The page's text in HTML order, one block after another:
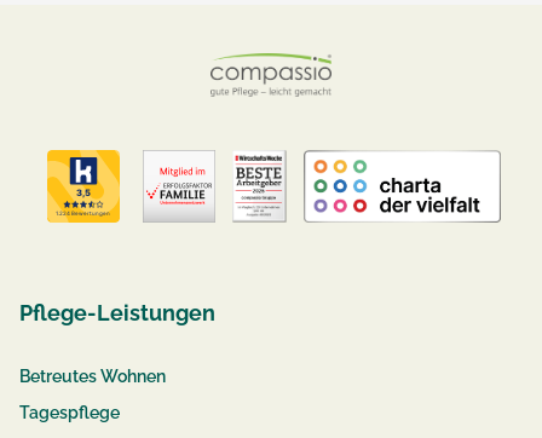
Pflege-Leistungen
Betreutes Wohnen
Tagespflege